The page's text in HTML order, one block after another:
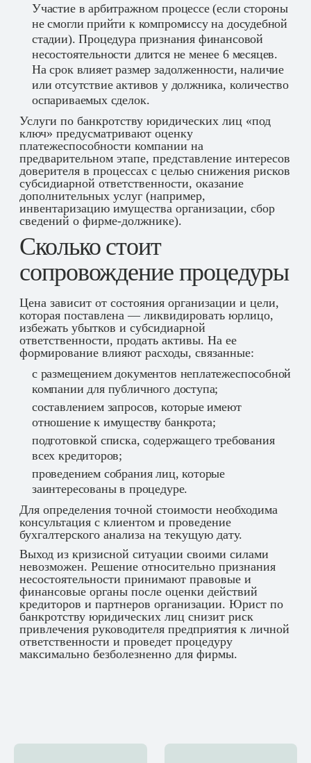
Участие в арбитражном процессе (если стороны
не смогли прийти к компромиссу на досудебной
стадии). Процедура признания финансовой
несостоятельности длится не менее 6 месяцев.
На срок влияет размер задолженности, наличие
или отсутствие активов у должника, количество
оспариваемых сделок.
Услуги по банкротству юридических лиц «под
ключ» предусматривают оценку
платежеспособности компании на
предварительном этапе, представление интересов
доверителя в процессах с целью снижения рисков
субсидиарной ответственности, оказание
дополнительных услуг (например,
инвентаризацию имущества организации, сбор
сведений о фирме-должнике).
Сколько стоит
сопровождение процедуры
Цена зависит от состояния организации и цели,
которая поставлена — ликвидировать юрлицо,
избежать убытков и субсидиарной
ответственности, продать активы. На ее
формирование влияют расходы, связанные:
с размещением документов неплатежеспособной
компании для публичного доступа;
составлением запросов, которые имеют
отношение к имуществу банкрота;
подготовкой списка, содержащего требования
всех кредиторов;
проведением собрания лиц, которые
заинтересованы в процедуре.
Для определения точной стоимости необходима
консультация с клиентом и проведение
бухгалтерского анализа на текущую дату.
Выход из кризисной ситуации своими силами
невозможен. Решение относительно признания
несостоятельности принимают правовые и
финансовые органы после оценки действий
кредиторов и партнеров организации. Юрист по
банкротству юридических лиц снизит риск
привлечения руководителя предприятия к личной
ответственности и проведет процедуру
максимально безболезненно для фирмы.